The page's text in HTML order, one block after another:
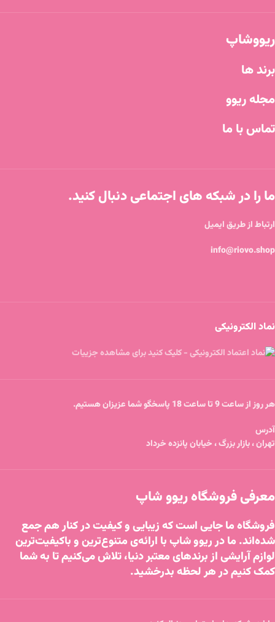
ریووشاپ
برند ها
مجله ریوو
تماس با ما
ما را در شبکه های اجتماعی دنبال کنید.
ارتباط از طریق ایمیل
info@riovo.shop
نماد الکترونیکی
هر روز از ساعت 9 تا ساعت 18 پاسخگو شما عزیزان هستیم.
آدرس
تهران ، بازار بزرگ ، خیابان پانزده خرداد
معرفی فروشگاه ریوو شاپ
فروشگاه ما جایی است که زیبایی و کیفیت در کنار هم جمع
شده‌اند. ما در ریوو شاپ با ارائه‌ی متنوع‌ترین و باکیفیت‌ترین
لوازم آرایشی از برندهای معتبر دنیا، تلاش می‌کنیم تا به شما
کمک کنیم در هر لحظه بدرخشید.